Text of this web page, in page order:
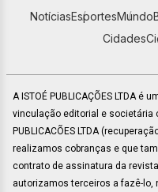
NotíciasEsportesMundo
Cidades
A ISTOÉ PUBLICAÇÕES LTDA é
vinculação editorial e societária
PUBLICACÕES LTDA
realizamos cobranças e que
contrato de assinatura da
autorizamos terceiros a fazê-lo,